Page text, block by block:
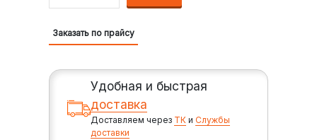
Заказать по прайсу
Удобная и быстрая
доставка
Доставляем через ТК иСлужбы
доставки